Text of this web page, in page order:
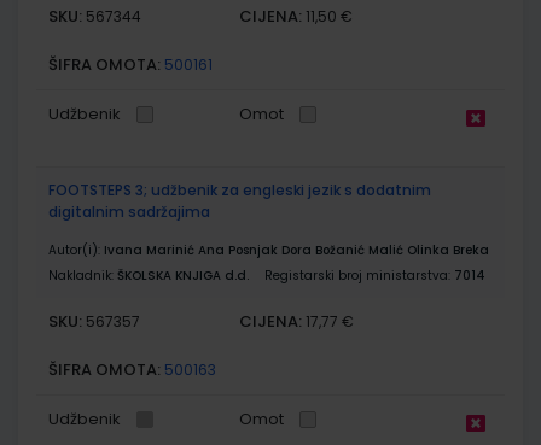
SKU: 567344 CIJENA: 11,50 €
ŠIFRA OMOTA: 500161
Udžbenik Omot
FOOTSTEPS 3; udžbenik za engleski jezik s dodatnim
digitalnim sadržajima
Autor(i): Ivana Marinić Ana Posnjak Dora Božanić Malić Olinka Breka
Nakladnik: ŠKOLSKA KNJIGA d.d. Registarski broj ministarstva: 7014
SKU: 567357 CIJENA: 17,77 €
ŠIFRA OMOTA: 500163
Udžbenik Omot